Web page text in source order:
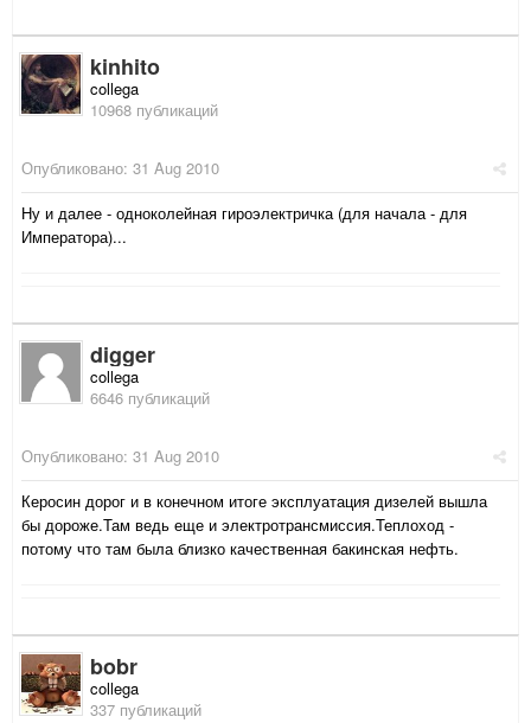
kinhito
collega
10968 публикаций
Опубликовано: 31 Aug 2010
Ну и далее - одноколейная гироэлектричка (для начала - для
Императора)...
digger
collega
6646 публикаций
Опубликовано: 31 Aug 2010
Керосин дорог и в конечном итоге эксплуатация дизелей вышла
бы дороже.Там ведь еще и электротрансмиссия.Теплоход -
потому что там была близко качественная бакинская нефть.
bobr
collega
337 публикаций